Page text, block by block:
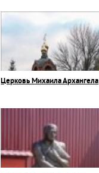
Церковь Михаила Архангела